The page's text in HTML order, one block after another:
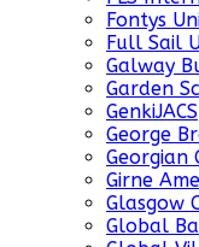
Fontys
Full Sail
Galway
Garden
GenkiJACS
George
Georgian
Girne
Glasgow
Global